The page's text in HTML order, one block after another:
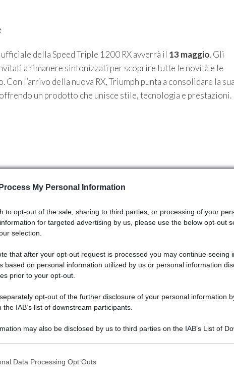
My Personal Information
to opt-out of the sale, sharing to third parties, or processing of your
for targeted advertising by us, please use the below opt-out
selection.
that after your opt-out request is processed you may continue seeing
based on personal information utilized by us or personal information
prior to your opt-out.
opt-out of the further disclosure of your personal information
the IAB’s list of downstream participants.
may also be disclosed by us to third parties on the IAB’s List of
including but not limited to your visit or usage behaviour. You may
Data Processing Opt Outs
della Speed Triple 1200 RX avverrà il 13 maggio. Gli
a rimanere sintonizzati per scoprire tutte le novità e le
l’arrivo della nuova RX, Triumph punta a consolidare la
un prodotto che unisce stile, tecnologia e prestazioni.